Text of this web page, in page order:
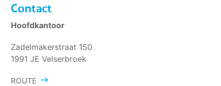
Contact
Hoofdkantoor
Zadelmakerstraat 150
1991 JE Velserbroek
ROUTE